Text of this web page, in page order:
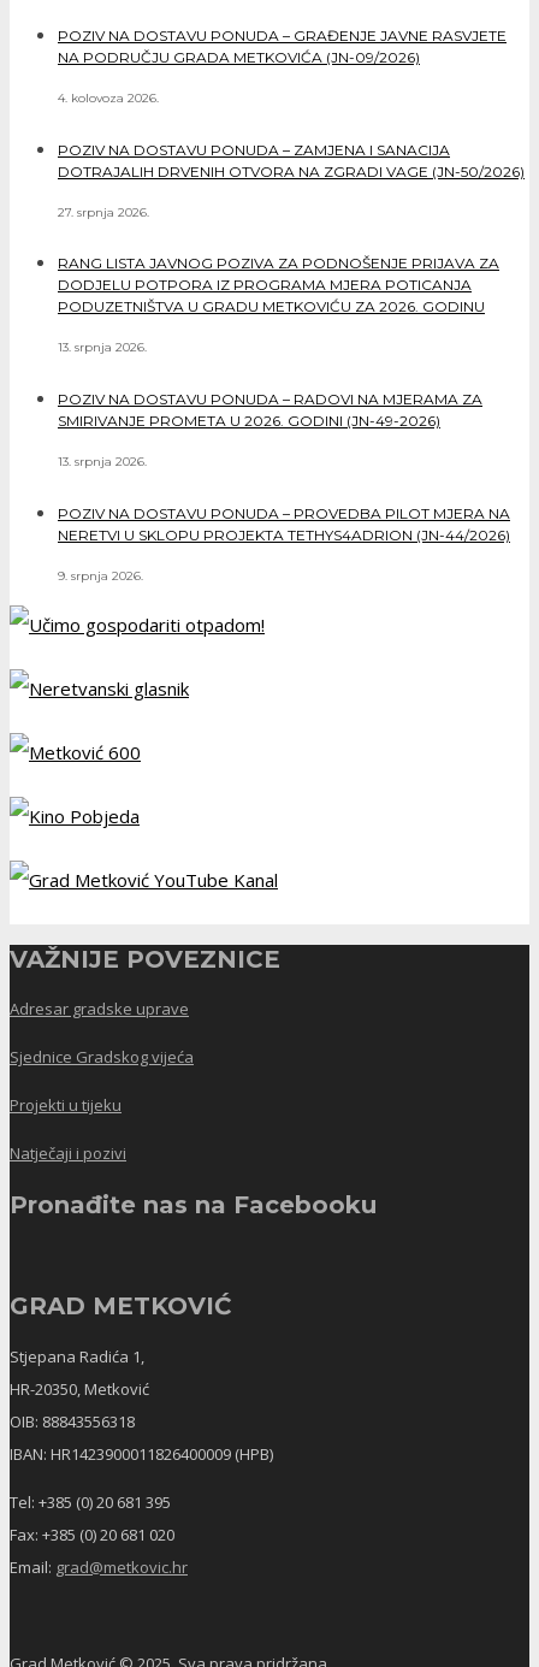
POZIV NA DOSTAVU PONUDA – GRAĐENJE JAVNE RASVJETE
NA PODRUČJU GRADA METKOVIĆA (JN-09/2026)
4. kolovoza 2026.
POZIV NA DOSTAVU PONUDA – ZAMJENA I SANACIJA
DOTRAJALIH DRVENIH OTVORA NA ZGRADI VAGE (JN-50/2026)
27. srpnja 2026.
RANG LISTA JAVNOG POZIVA ZA PODNOŠENJE PRIJAVA ZA
DODJELU POTPORA IZ PROGRAMA MJERA POTICANJA
PODUZETNIŠTVA U GRADU METKOVIĆU ZA 2026. GODINU
13. srpnja 2026.
POZIV NA DOSTAVU PONUDA – RADOVI NA MJERAMA ZA
SMIRIVANJE PROMETA U 2026. GODINI (JN-49-2026)
13. srpnja 2026.
POZIV NA DOSTAVU PONUDA – PROVEDBA PILOT MJERA NA
NERETVI U SKLOPU PROJEKTA TETHYS4ADRION (JN-44/2026)
9. srpnja 2026.
VAŽNIJE POVEZNICE
Adresar gradske uprave
Sjednice Gradskog vijeća
Projekti u tijeku
Natječaji i pozivi
Pronađite nas na Facebooku
GRAD METKOVIĆ
Stjepana Radića 1,
HR-20350, Metković
OIB: 88843556318
IBAN: HR1423900011826400009 (HPB)
Tel: +385 (0) 20 681 395
Fax: +385 (0) 20 681 020
Email: grad@metkovic.hr